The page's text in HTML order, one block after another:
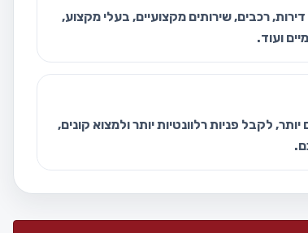
רכבים, שירותים מקצועיים, בעלי מקצוע,
ועוד.
לקבל פניות רלוונטיות יותר ולמצוא קונים,